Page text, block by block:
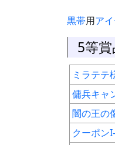
黒帯用ア
5等
ミラテテ
傭兵キャ
闇の王の
クーポン